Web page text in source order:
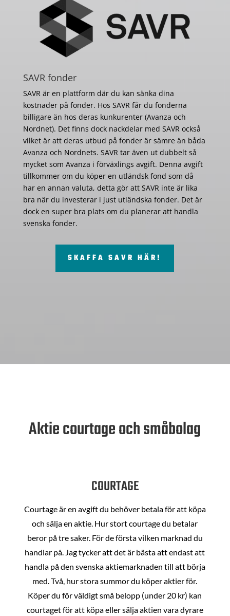
SAVR fonder
SAVR är en plattform där du kan sänka dina
kostnader på fonder. Hos SAVR får du fonderna
billigare än hos deras kunkurenter (Avanza och
Nordnet). Det finns dock nackdelar med SAVR också
vilket är att deras utbud på fonder är sämre än båda
Avanza och Nordnets. SAVR tar även ut dubbelt så
mycket som Avanza i förväxlings avgift. Denna avgift
tillkommer om du köper en utländsk fond som då
har en annan valuta, detta gör att SAVR inte är lika
bra när du investerar i just utländska fonder. Det är
dock en super bra plats om du planerar att handla
svenska fonder.
SKAFFA SAVR HÄR!
Aktie courtage och småbolag
COURTAGE
Courtage är en avgift du behöver betala för att köpa
och sälja en aktie. Hur stort courtage du betalar
beror på tre saker. För de första vilken marknad du
handlar på. Jag tycker att det är bästa att endast att
handla på den svenska aktiemarknaden till att börja
med. Två, hur stora summor du köper aktier för.
Köper du för väldigt små belopp (under 20 kr) kan
courtaget för att köpa eller sälja aktien vara dyrare